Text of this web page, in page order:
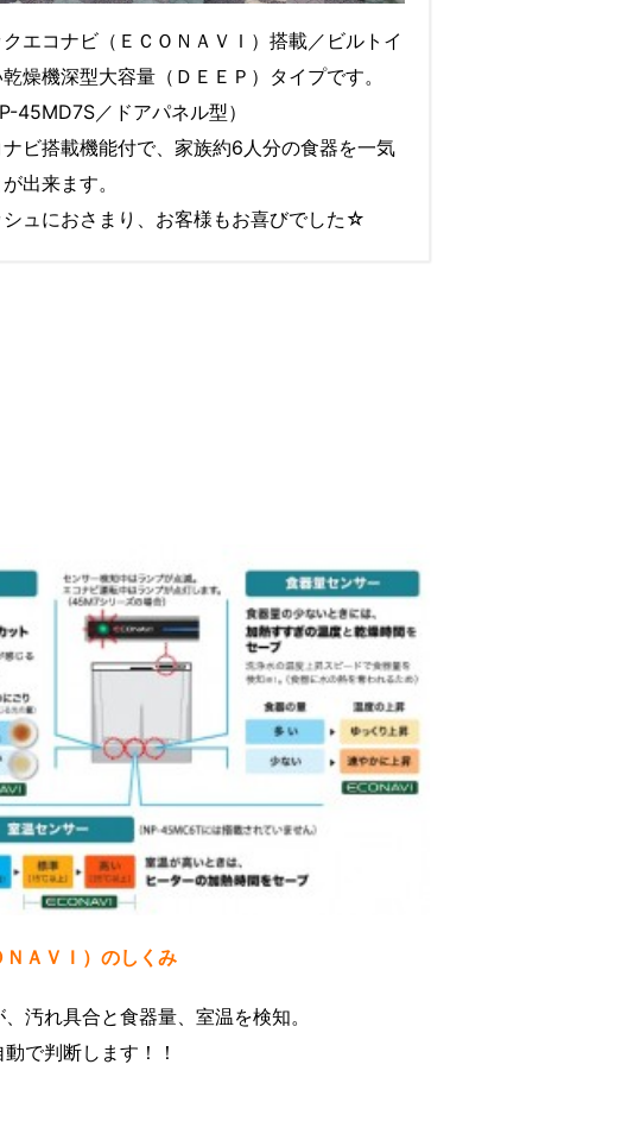
エコナビ（ＥＣＯＮＡＶＩ）搭載／ビルトイ
燥機深型大容量（ＤＥＥＰ）タイプです。
45MD7S／ドアパネル型）
ビ搭載機能付で、家族約6人分の食器を一気
出来ます。
シュにおさまり、お客様もお喜びでした☆
ＡＶＩ）のしくみ
汚れ具合と食器量、室温を検知。
で判断します！！